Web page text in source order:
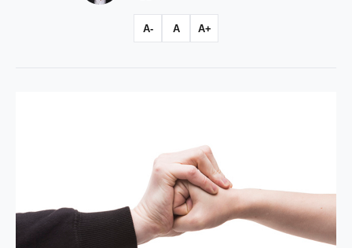
A- A A+